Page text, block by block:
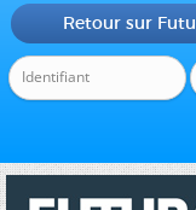
Retour sur